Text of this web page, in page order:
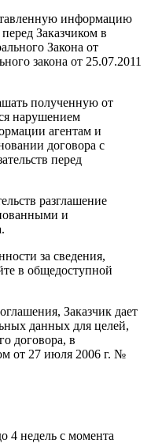
информацию
Заказчиком в
Закона от
закона от 25.07.2011
полученную от
нарушением
агентам и
договора с
перед
разглашение
и
за сведения,
в общедоступной
Заказчик дает
данных для целей,
договора, в
от 27 июля 2006 г. №
4 недель с момента